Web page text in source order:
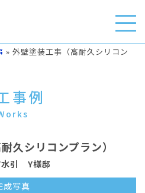
» 外壁塗装工事（高耐久シリコン
事例
久シリコンプラン）
水引 Y様邸
成写真